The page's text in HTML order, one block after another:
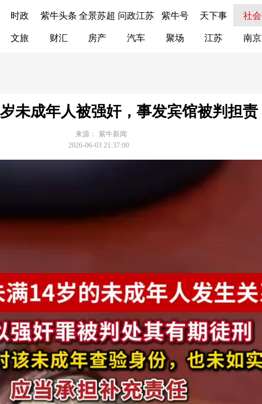
时政 紫牛头条 全景苏超 问政江苏 紫牛号 天下事 社会
文旅 财汇 房产 汽车 聚场 江苏 南京
未成年人被强奸，事发宾馆被判担责
来源：
紫牛新闻
2026-06-03 21:37:00